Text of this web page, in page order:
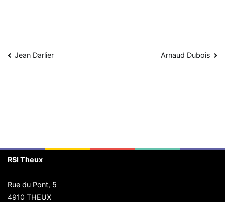
Navigation
Jean Darlier Arnaud Dubois
RSI Theux
Rue du Pont, 5
4910 THEUX